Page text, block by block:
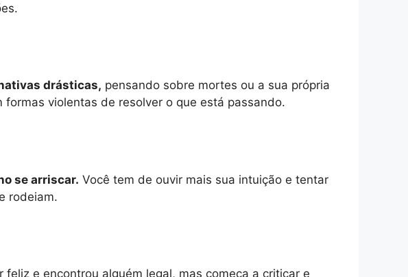
drásticas, pensando sobre mortes ou a sua própria
violentas de resolver o que está passando.
se arriscar. Você tem de ouvir mais sua intuição e tentar
rodeiam.
feliz e encontrou alguém legal, mas começa a criticar e